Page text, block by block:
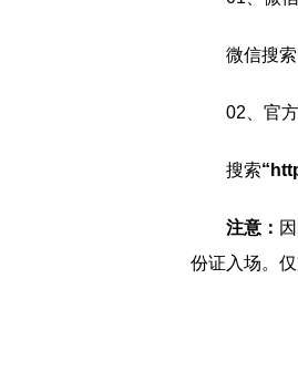
微信搜索
02、官方
搜索
注意：
份证入场。